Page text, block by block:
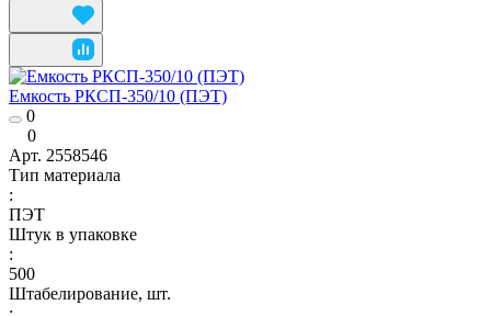
Емкость РКСП-350/10 (ПЭТ)
0
0
Арт. 2558546
Тип материала
:
ПЭТ
Штук в упаковке
:
500
Штабелирование, шт.